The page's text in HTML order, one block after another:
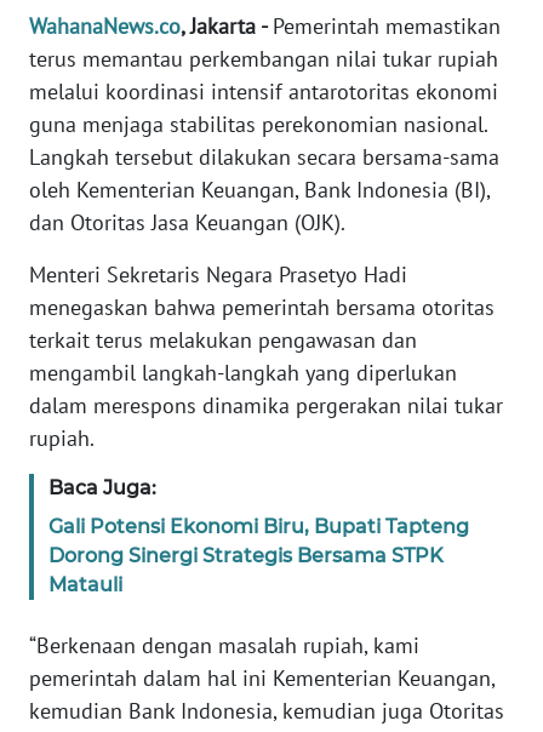
WahanaNews.co, Jakarta -Pemerintah memastikan
terus memantau perkembangan nilai tukar rupiah
melalui koordinasi intensif antarotoritas ekonomi
guna menjaga stabilitas perekonomian nasional.
Langkah tersebut dilakukan secara bersama-sama
oleh Kementerian Keuangan, Bank Indonesia (BI),
dan Otoritas Jasa Keuangan (OJK).
Menteri Sekretaris Negara Prasetyo Hadi
menegaskan bahwa pemerintah bersama otoritas
terkait terus melakukan pengawasan dan
mengambil langkah-langkah yang diperlukan
dalam merespons dinamika pergerakan nilai tukar
rupiah.
Baca Juga:
Gali Potensi Ekonomi Biru, Bupati Tapteng
Dorong Sinergi Strategis Bersama STPK
Matauli
“Berkenaan dengan masalah rupiah, kami
pemerintah dalam hal ini Kementerian Keuangan,
kemudian Bank Indonesia, kemudian juga Otoritas
INDEKS
BERITA
KONTAK
KAMI
IKLAN
TENTANG
PEDOMAN
MEDIA
REDAKSI